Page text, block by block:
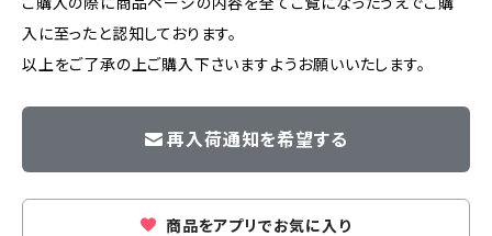
入に至ったと認知しております。
以上をご了承の上ご購入下さいますようお願いいたします。
再入荷通知を希望する
商品をアプリでお気に入り